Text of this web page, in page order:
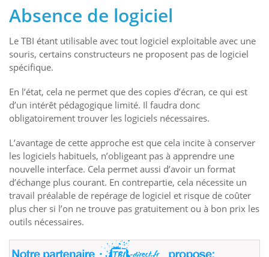
Absence de logiciel
Le TBI étant utilisable avec tout logiciel exploitable avec une
souris, certains constructeurs ne proposent pas de logiciel
spécifique.
En l’état, cela ne permet que des copies d’écran, ce qui est
d’un intérêt pédagogique limité. Il faudra donc
obligatoirement trouver les logiciels nécessaires.
L’avantage de cette approche est que cela incite à conserver
les logiciels habituels, n’obligeant pas à apprendre une
nouvelle interface. Cela permet aussi d’avoir un format
d’échange plus courant. En contrepartie, cela nécessite un
travail préalable de repérage de logiciel et risque de coûter
plus cher si l’on ne trouve pas gratuitement ou à bon prix les
outils nécessaires.